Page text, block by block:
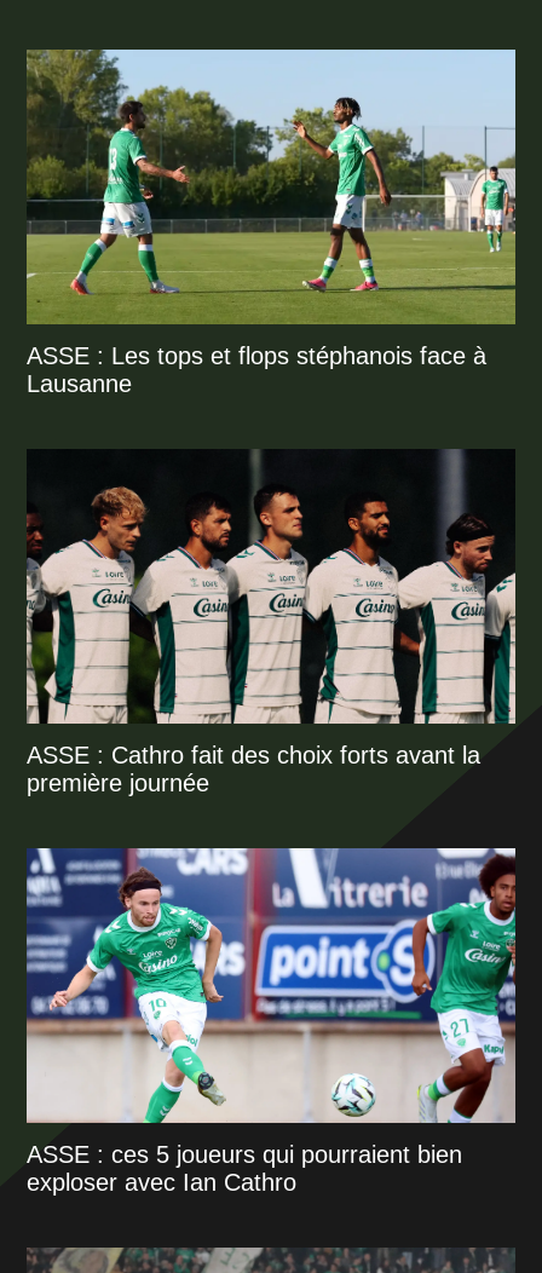
ASSE : Les tops et flops stéphanois face à
Lausanne
ASSE : Cathro fait des choix forts avant la
première journée
ASSE : ces 5 joueurs qui pourraient bien
exploser avec Ian Cathro